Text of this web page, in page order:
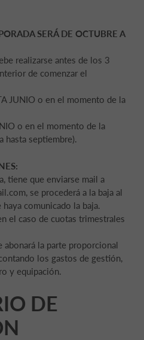
SERÁ DE OCTUBRE A
realizarse antes de los 3
de comenzar el
JUNIO o en el momento de la
o en el momento de la
hasta septiembre).
tiene que enviarse mail a
se procederá a la baja al
comunicado la baja.
el caso de cuotas trimestrales
abonará la parte proporcional
los gastos de gestión,
y equipación.
DE